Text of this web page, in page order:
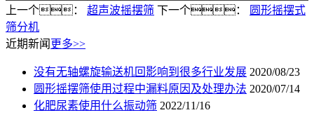
上一个： 超声波摇摆筛 下一个：
圆形摇摆式
筛分机
近期新闻 更多>>
没有无轴螺旋输送机回影响到很多行业发展 2020/08/23
圆形摇摆筛使用过程中漏料原因及处理办法 2020/07/14
化肥尿素使用什么振动筛 2022/11/16